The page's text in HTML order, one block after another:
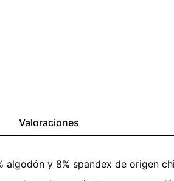
Valoraciones
y 8% spandex de origen